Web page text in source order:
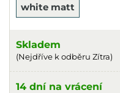
white matt
Skladem
(Nejdříve k odběru Zítra)
14 dní na vrácení